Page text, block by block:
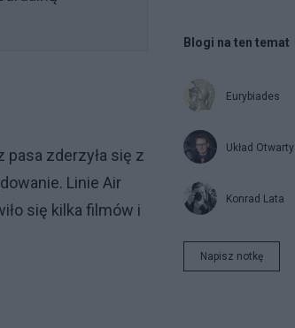
zderzyła się z
Linie Air
się kilka filmów i
Blogi na ten temat
Eurybiades
Układ Otwarty
Konrad Lata
Napisz notkę